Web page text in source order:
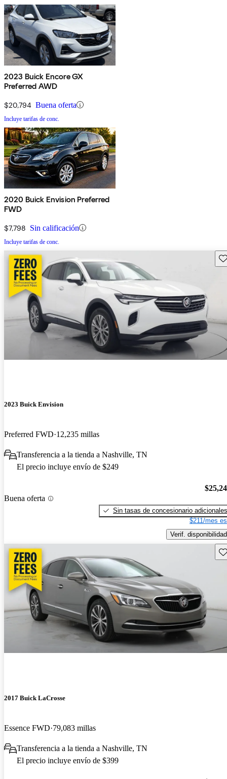
2023 Buick Encore GX
Preferred AWD
$20,794 Buena oferta
Incluye tarifas de conc.
2020 Buick Envision Preferred
FWD
$7,798 Sin calificación
Incluye tarifas de conc.
2023 Buick Envision
Preferred FWD 12,235 millas
Transferencia a la tienda a Nashville, TN
El precio incluye envío de $249
Buena oferta
Sin tasas de concesionario adicionales
$211/mes
Verif. disponibilidad
2017 Buick LaCrosse
Essence FWD 79,083 millas
Transferencia a la tienda a Nashville, TN
El precio incluye envío de $399